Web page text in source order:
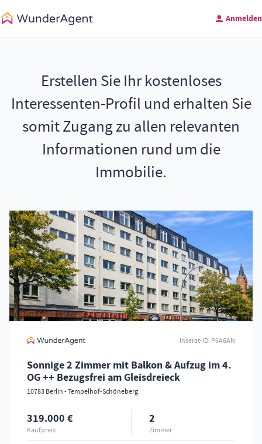
Anmelden
Erstellen Sie Ihr kostenloses
Interessenten-Profil und erhalten Sie
somit Zugang zu allen relevanten
Informationen rund um die
Immobilie.
Inserat-ID P6A6AN
Sonnige 2 Zimmer mit Balkon & Aufzug im 4.
OG ++ Bezugsfrei am Gleisdreieck
10783 Berlin - Tempelhof-Schöneberg
319.000 €
Kaufpreis
2
Zimmer